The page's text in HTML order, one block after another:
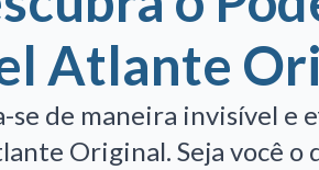
Atlante
se de maneira invisível e
Original. Seja você o